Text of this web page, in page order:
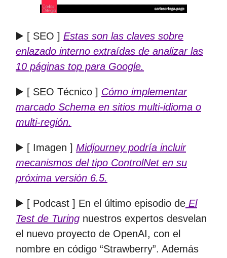
▶️ [ SEO ] Estas son las claves sobre
enlazado interno extraídas de analizar las
10 páginas top para Google.
▶️ [ SEO Técnico ] Cómo implementar
marcado Schema en sitios multi-idioma o
multi-región.
▶️ [ Imagen ] Midjourney podría incluir
mecanismos del tipo ControlNet en su
próxima versión 6.5.
▶️ [ Podcast ] En el último episodio de El
Test de Turing nuestros expertos desvelan
el nuevo proyecto de OpenAI, con el
nombre en código “Strawberry”. Además